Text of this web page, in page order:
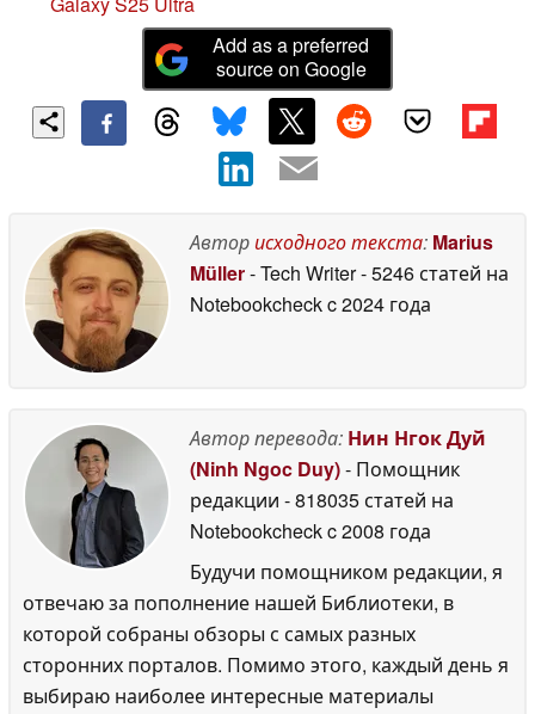
Add as a preferred
source on Google
Авторисходного текста: Marius
Müller- Tech Writer- 5246 статей на
Notebookcheckc 2024 года
Автор перевода: Нин Нгок Дуй
(Ninh Ngoc Duy)- Помощник
редакции - 818035 статей на
Notebookcheckc 2008 года
Будучи помощником редакции, я
отвечаю за пополнение нашей Библиотеки, в
которой собраны обзоры с самых разных
сторонних порталов. Помимо этого, каждый день я
выбираю наиболее интересные материалы